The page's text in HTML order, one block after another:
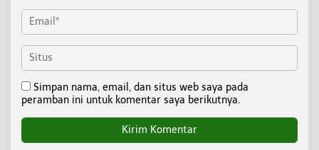
Simpan nama, email, dan situs web saya pada
peramban ini untuk komentar saya berikutnya.